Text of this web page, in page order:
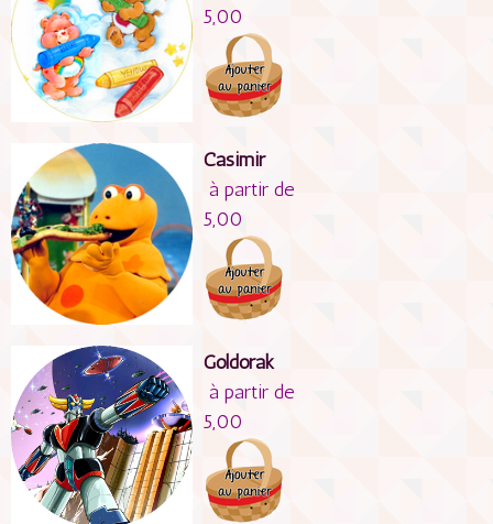
5,00
Casimir
à partir de
5,00
Goldorak
à partir de
5,00